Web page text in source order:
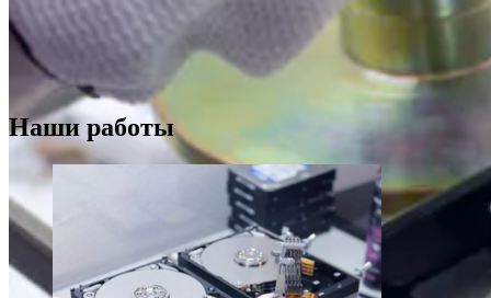
Наши работы